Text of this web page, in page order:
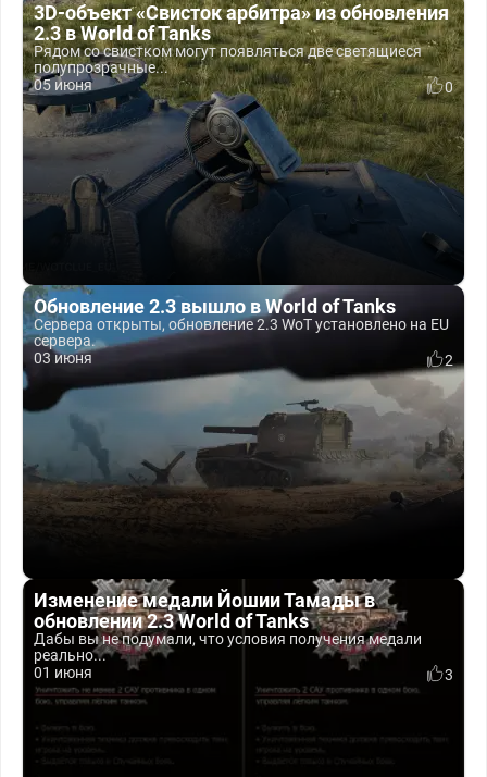
3D-объект «Свисток арбитра» из обновления
2.3 в World of Tanks
Рядом со свистком могут появляться две светящиеся
полупрозрачные...
05 июня
0
Обновление 2.3 вышло в World of Tanks
Сервера открыты, обновление 2.3 WoT установлено на EU
сервера.
03 июня
2
Изменение медали Йошии Тамады в
обновлении 2.3 World of Tanks
Дабы вы не подумали, что условия получения медали
реально...
01 июня
3